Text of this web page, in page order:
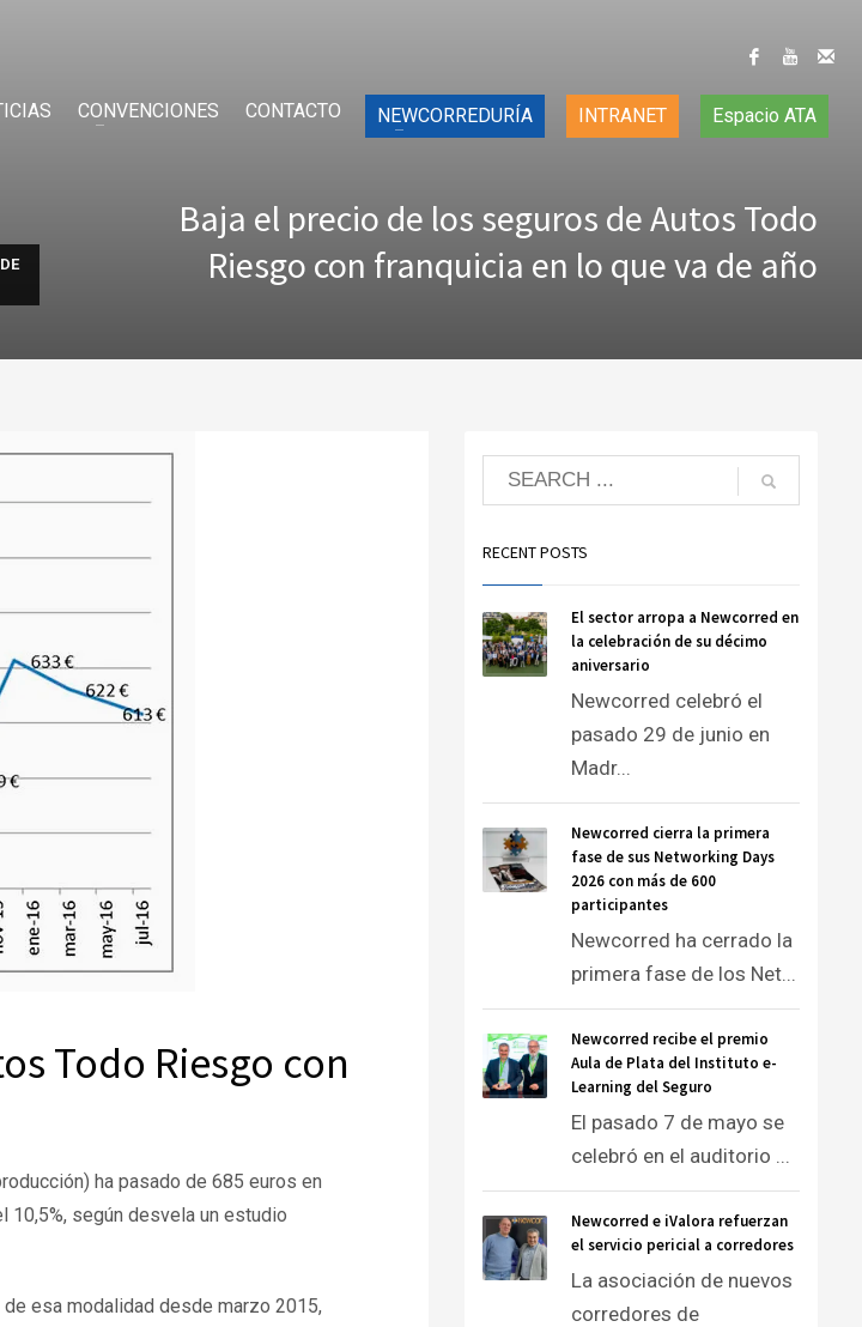
CONVENCIONES CONTACTO NEWCORREDURÍA INTRANET Espacio ATA
Baja el precio de los seguros de Autos Todo
Riesgo con franquicia en lo que va de año
Todo Riesgo con
ha pasado de 685 euros en
10,5%, según desvela un estudio
esa modalidad desde marzo 2015,
RECENT POSTS
El sector arropa a Newcorred en
la celebración de su décimo
aniversario
Newcorred celebró el
pasado 29 de junio en
Madr...
Newcorred cierra la primera
fase de sus Networking Days
2026 con más de 600
participantes
Newcorred ha cerrado la
primera fase de los Net...
Newcorred recibe el premio
Aula de Plata del Instituto e-
Learning del Seguro
El pasado 7 de mayo se
celebró en el auditorio ...
Newcorred e iValora refuerzan
el servicio pericial a corredores
La asociación de nuevos
corredores de